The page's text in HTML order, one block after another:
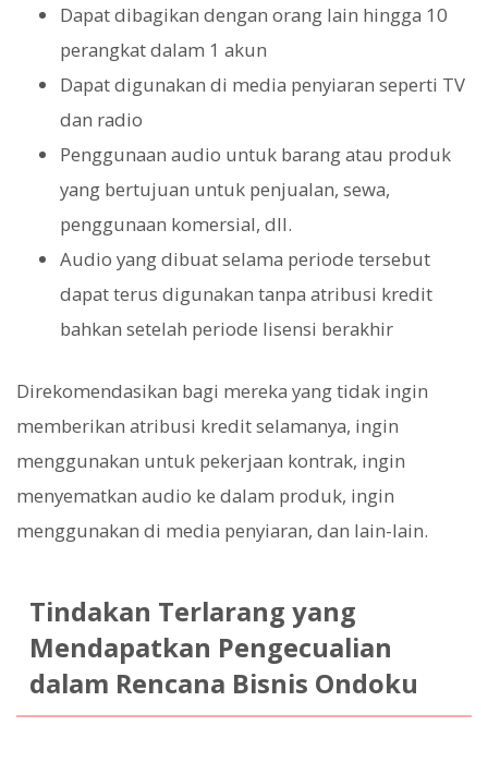
Dapat dibagikan dengan orang lain hingga 10
perangkat dalam 1 akun
Dapat digunakan di media penyiaran seperti TV
dan radio
Penggunaan audio untuk barang atau produk
yang bertujuan untuk penjualan, sewa,
penggunaan komersial, dll.
Audio yang dibuat selama periode tersebut
dapat terus digunakan tanpa atribusi kredit
bahkan setelah periode lisensi berakhir
Direkomendasikan bagi mereka yang tidak ingin
memberikan atribusi kredit selamanya, ingin
menggunakan untuk pekerjaan kontrak, ingin
menyematkan audio ke dalam produk, ingin
menggunakan di media penyiaran, dan lain-lain.
Tindakan Terlarang yang
Mendapatkan Pengecualian
dalam Rencana Bisnis Ondoku